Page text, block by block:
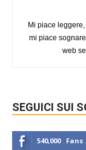
Mi piace
mi piace
web
SEGUICI SUI
540,000 Fans